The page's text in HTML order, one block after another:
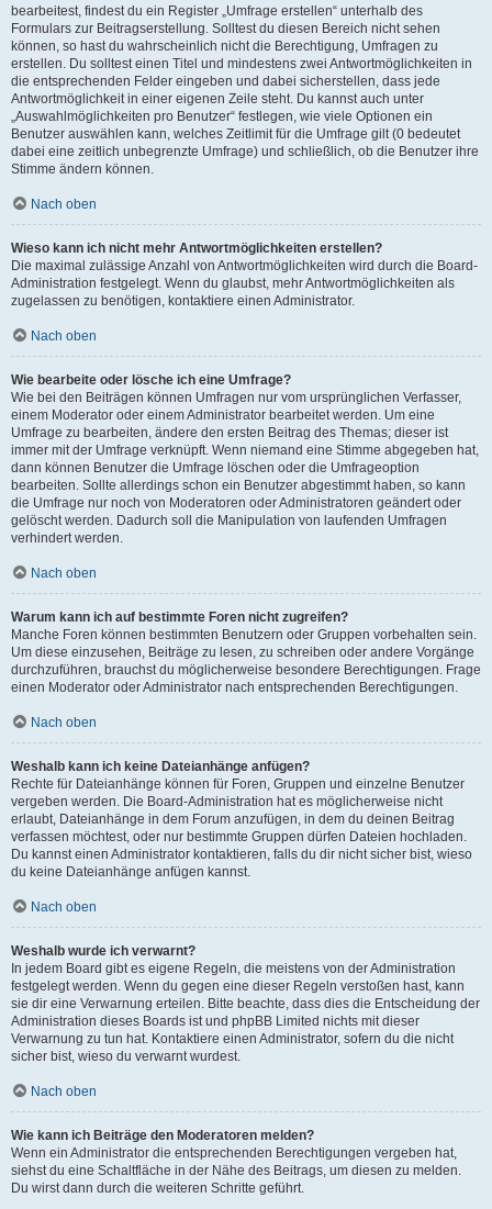
bearbeitest, findest du ein Register „Umfrage erstellen“ unterhalb des
Formulars zur Beitragserstellung. Solltest du diesen Bereich nicht sehen
können, so hast du wahrscheinlich nicht die Berechtigung, Umfragen zu
erstellen. Du solltest einen Titel und mindestens zwei Antwortmöglichkeiten in
die entsprechenden Felder eingeben und dabei sicherstellen, dass jede
Antwortmöglichkeit in einer eigenen Zeile steht. Du kannst auch unter
„Auswahlmöglichkeiten pro Benutzer“ festlegen, wie viele Optionen ein
Benutzer auswählen kann, welches Zeitlimit für die Umfrage gilt (0 bedeutet
dabei eine zeitlich unbegrenzte Umfrage) und schließlich, ob die Benutzer ihre
Stimme ändern können.
Nach oben
Wieso kann ich nicht mehr Antwortmöglichkeiten erstellen?
Die maximal zulässige Anzahl von Antwortmöglichkeiten wird durch die Board-
Administration festgelegt. Wenn du glaubst, mehr Antwortmöglichkeiten als
zugelassen zu benötigen, kontaktiere einen Administrator.
Nach oben
Wie bearbeite oder lösche ich eine Umfrage?
Wie bei den Beiträgen können Umfragen nur vom ursprünglichen Verfasser,
einem Moderator oder einem Administrator bearbeitet werden. Um eine
Umfrage zu bearbeiten, ändere den ersten Beitrag des Themas; dieser ist
immer mit der Umfrage verknüpft. Wenn niemand eine Stimme abgegeben hat,
dann können Benutzer die Umfrage löschen oder die Umfrageoption
bearbeiten. Sollte allerdings schon ein Benutzer abgestimmt haben, so kann
die Umfrage nur noch von Moderatoren oder Administratoren geändert oder
gelöscht werden. Dadurch soll die Manipulation von laufenden Umfragen
verhindert werden.
Nach oben
Warum kann ich auf bestimmte Foren nicht zugreifen?
Manche Foren können bestimmten Benutzern oder Gruppen vorbehalten sein.
Um diese einzusehen, Beiträge zu lesen, zu schreiben oder andere Vorgänge
durchzuführen, brauchst du möglicherweise besondere Berechtigungen. Frage
einen Moderator oder Administrator nach entsprechenden Berechtigungen.
Nach oben
Weshalb kann ich keine Dateianhänge anfügen?
Rechte für Dateianhänge können für Foren, Gruppen und einzelne Benutzer
vergeben werden. Die Board-Administration hat es möglicherweise nicht
erlaubt, Dateianhänge in dem Forum anzufügen, in dem du deinen Beitrag
verfassen möchtest, oder nur bestimmte Gruppen dürfen Dateien hochladen.
Du kannst einen Administrator kontaktieren, falls du dir nicht sicher bist, wieso
du keine Dateianhänge anfügen kannst.
Nach oben
Weshalb wurde ich verwarnt?
In jedem Board gibt es eigene Regeln, die meistens von der Administration
festgelegt werden. Wenn du gegen eine dieser Regeln verstoßen hast, kann
sie dir eine Verwarnung erteilen. Bitte beachte, dass dies die Entscheidung der
Administration dieses Boards ist und phpBB Limited nichts mit dieser
Verwarnung zu tun hat. Kontaktiere einen Administrator, sofern du die nicht
sicher bist, wieso du verwarnt wurdest.
Nach oben
Wie kann ich Beiträge den Moderatoren melden?
Wenn ein Administrator die entsprechenden Berechtigungen vergeben hat,
siehst du eine Schaltfläche in der Nähe des Beitrags, um diesen zu melden.
Du wirst dann durch die weiteren Schritte geführt.